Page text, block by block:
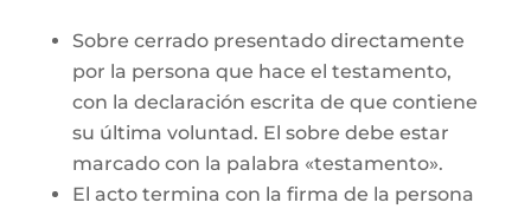
Sobre cerrado presentado directamente
por la persona que hace el testamento,
con la declaración escrita de que contiene
su última voluntad. El sobre debe estar
marcado con la palabra «testamento».
El acto termina con la firma de la persona